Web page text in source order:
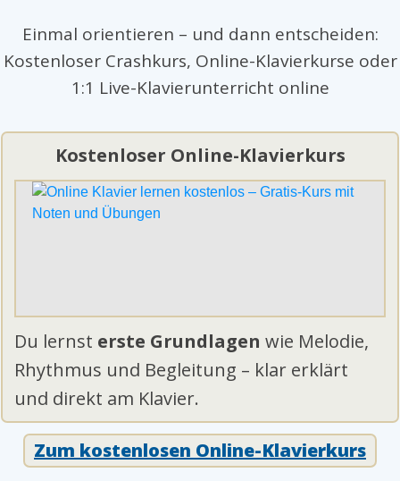
Einmal orientieren – und dann entscheiden:
Kostenloser Crashkurs, Online-Klavierkurse oder
1:1 Live-Klavierunterricht online
Kostenloser Online-Klavierkurs
Du lernst erste Grundlagen wie Melodie,
Rhythmus und Begleitung – klar erklärt
und direkt am Klavier.
Zum kostenlosen Online-Klavierkurs